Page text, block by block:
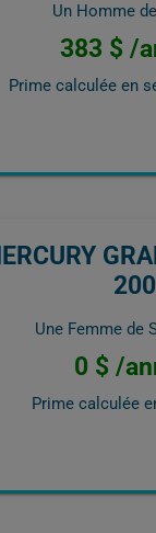
Un Homme
383 $ /
Prime calculée en
Une Femme de
0 $ /
Prime calculée